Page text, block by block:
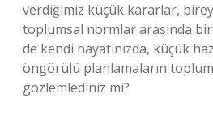
verdiğimiz küçük kararlar,
toplumsal normlar arasında bir
de kendi hayatınızda, küçük
öngörülü planlamaların
gözlemlediniz mi?